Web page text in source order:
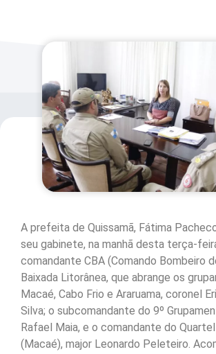
A prefeita de Quissamã, Fátima
seu gabinete, na manhã desta terça-
comandante CBA (Comando Bombeiro
Baixada Litorânea, que abrange os
Macaé, Cabo Frio e Araruama, coronel
Silva; o subcomandante do 9º
Rafael Maia, e o comandante do
(Macaé), major Leonardo Peleteiro.